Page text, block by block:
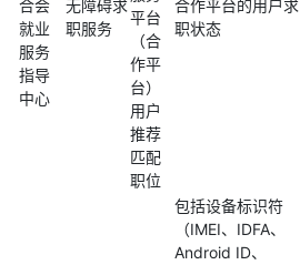
合会
就业
服务
指导
中心
无障碍求
职服务
平台
（合
作平
台）
用户
推荐
匹配
职位
合作平台的用户求
职状态
包括设备标识符
（IMEI、IDFA、
Android ID、